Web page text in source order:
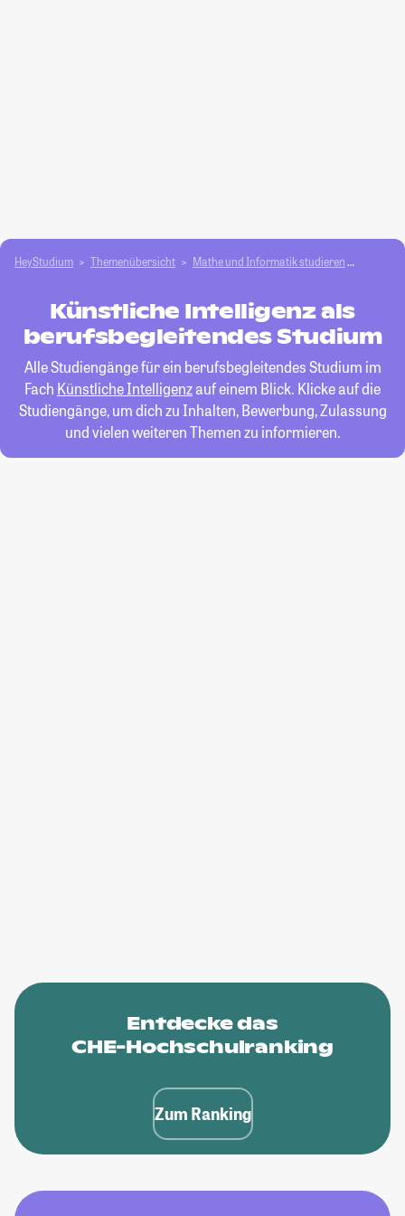
HeyStudium Themenübersicht Mathe und Informatik studieren
Künstliche Intelligenz als
berufsbegleitendes Studium
Alle Studiengänge für ein berufsbegleitendes Studium im
Fach Künstliche Intelligenzauf einem Blick. Klicke auf die
Studiengänge, um dich zu Inhalten, Bewerbung, Zulassung
und vielen weiteren Themen zu informieren.
Entdecke das
CHE-Hochschulranking
Zum Ranking